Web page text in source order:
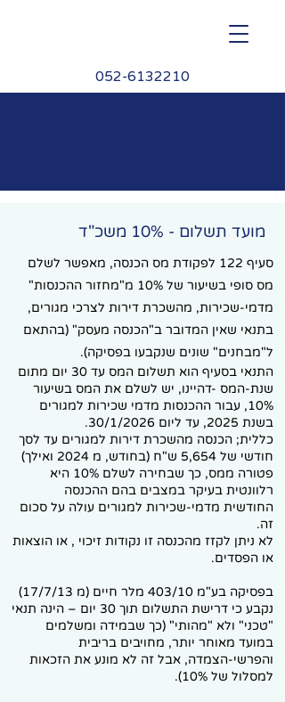
052-6132210
מועד תשלום - 10% משכ"ד
סעיף 122 לפקודת מס הכנסה, מאפשר לשלם
מס סופי בשיעור של 10% מ"מחזור ההכנסות"
מדמי-שכירות, מהשכרת דירות לצרכי מגורים,
בתנאי שאין המדובר ב"הכנסה מעסק" (בהתאם
ל"מבחנים" שונים שנקבעו בפסיקה).
התנאי בסעיף הוא תשלום המס עד 30 יום מתום
שנת-המס -דהיינו, יש לשלם את המס בשיעור
10%, עבור ההכנסות מדמי שכירות למגורים
בשנת 2025, עד ליום 30/1/2026.
כללית; הכנסה מהשכרת דירות למגורים עד לסך
חודשי של 5,654 ש"ח (בחודש, מ 2024 ואילך)
פטורה ממס, כך שבחירה לשלם 10% היא
רלוונטית בעיקר במצבים בהם ההכנסה
החודשית מדמי-שכירות למגורים עולה על סכום
זה.
לא ניתן לקזז מהכנסה זו נקודות זיכוי , או הוצאות
או הפסדים.
בפסיקה בע"מ 403/10 מלר חיים (מ 17/7/13)
נקבע כי דרישת התשלום תוך 30 יום – הינה תנאי
"טכני" ולא "מהותי" (כך שבמידה ומשלמים
במועד מאוחר יותר, מחויבים בריבית
והפרשי-הצמדה, אבל זה לא מונע את הזכאות
למסלול של 10%).